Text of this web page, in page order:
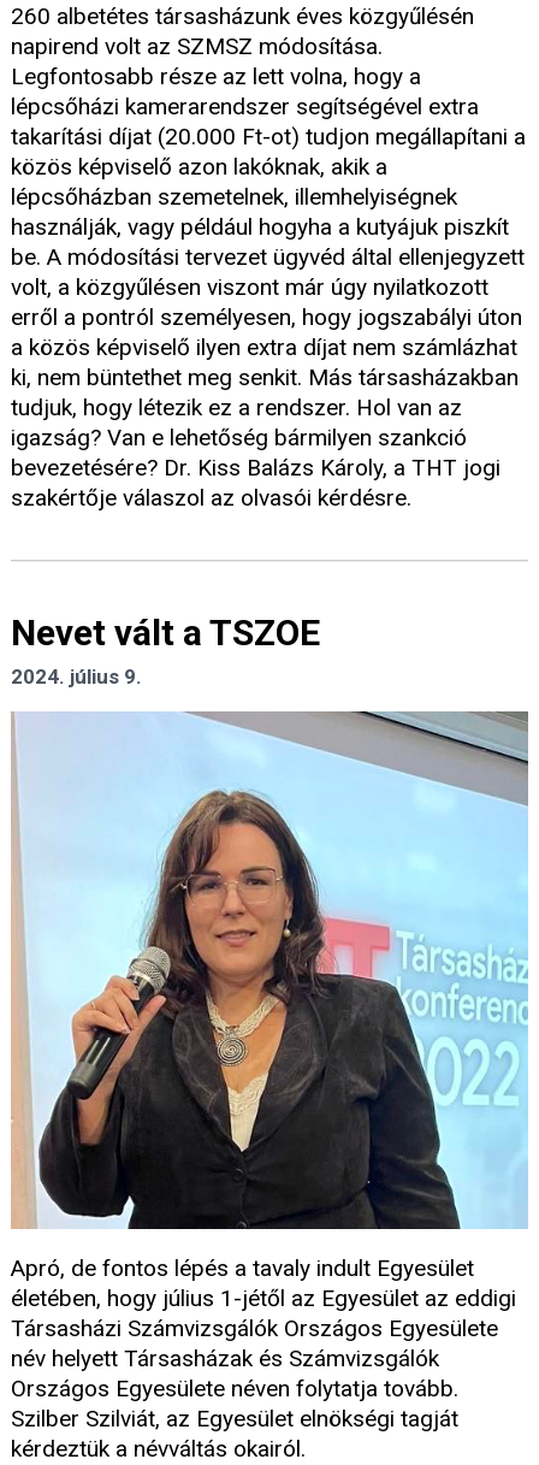
260 albetétes társasházunk éves közgyűlésén
napirend volt az SZMSZ módosítása.
Legfontosabb része az lett volna, hogy a
lépcsőházi kamerarendszer segítségével extra
takarítási díjat (20.000 Ft-ot) tudjon megállapítani a
közös képviselő azon lakóknak, akik a
lépcsőházban szemetelnek, illemhelyiségnek
használják, vagy például hogyha a kutyájuk piszkít
be. A módosítási tervezet ügyvéd által ellenjegyzett
volt, a közgyűlésen viszont már úgy nyilatkozott
erről a pontról személyesen, hogy jogszabályi úton
a közös képviselő ilyen extra díjat nem számlázhat
ki, nem büntethet meg senkit. Más társasházakban
tudjuk, hogy létezik ez a rendszer. Hol van az
igazság? Van e lehetőség bármilyen szankció
bevezetésére? Dr. Kiss Balázs Károly, a THT jogi
szakértője válaszol az olvasói kérdésre.
Nevet vált a TSZOE
2024. július 9.
Apró, de fontos lépés a tavaly indult Egyesület
életében, hogy július 1-jétől az Egyesület az eddigi
Társasházi Számvizsgálók Országos Egyesülete
név helyett Társasházak és Számvizsgálók
Országos Egyesülete néven folytatja tovább.
Szilber Szilviát, az Egyesület elnökségi tagját
kérdeztük a névváltás okairól.